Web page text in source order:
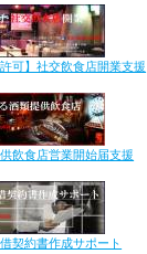
許可】社交飲食店開業支援
飲食店営業開始届支援
契約書作成サポート